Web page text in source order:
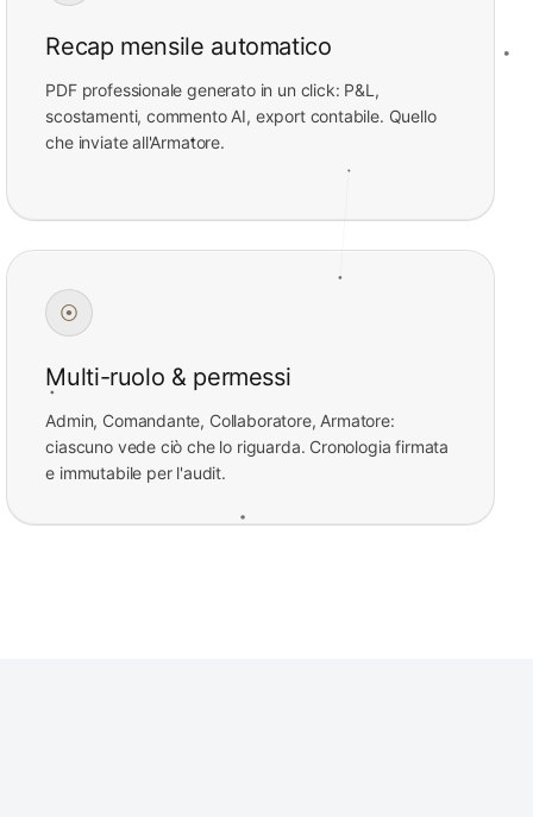
Recap mensile automatico
PDF professionale generato in un click: P&L,
scostamenti, commento AI, export contabile. Quello
che inviate all'Armatore.
⦿
Multi-ruolo & permessi
Admin, Comandante, Collaboratore, Armatore:
ciascuno vede ciò che lo riguarda. Cronologia firmata
e immutabile per l'audit.